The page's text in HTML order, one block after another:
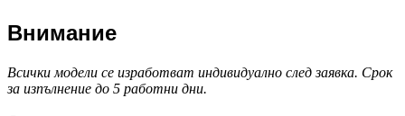
Внимание
Всички модели се изработват индивидуално след заявка. Срок
за изпълнение до 5 работни дни.